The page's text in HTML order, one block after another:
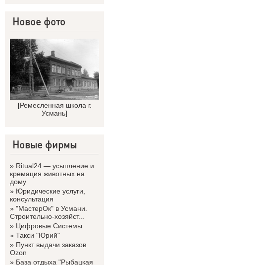
Новое фото
[Ремесленная школа г.
Усмань]
Новые фирмы
» Ritual24 — усыпление и
кремация животных на
дому
» Юридические услуги,
консультация
» "МастерОк" в Усмани.
Строительно-хозяйст...
» Цифровые Системы
» Такси "Юрий"
» Пункт выдачи заказов
Ozon
» База отдыха "Рыбацкая